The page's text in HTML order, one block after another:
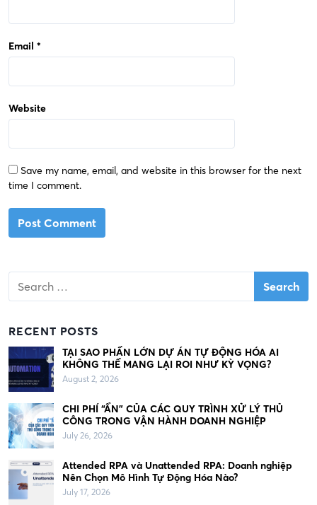
Email *
Website
Save my name, email, and website in this browser for the next
time I comment.
c
f
o
:
RECENT POSTS
TẠI SAO PHẦN LỚN DỰ ÁN TỰ ĐỘNG HÓA AI
KHÔNG THỂ MANG LẠI ROI NHƯ KỲ VỌNG?
August 2, 2026
CHI PHÍ “ẨN” CỦA CÁC QUY TRÌNH XỬ LÝ THỦ
CÔNG TRONG VẬN HÀNH DOANH NGHIỆP
July 26, 2026
Attended RPA và Unattended RPA: Doanh nghiệp
Nên Chọn Mô Hình Tự Động Hóa Nào?
July 17, 2026